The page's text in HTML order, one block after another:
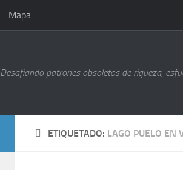
Mapa
Desafiando patrones obsoletos de riqueza,
ETIQUETADO: LAGO PUELO EN